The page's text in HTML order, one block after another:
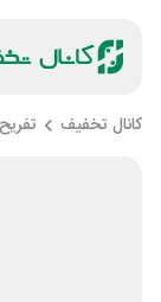
کانال تخفیف